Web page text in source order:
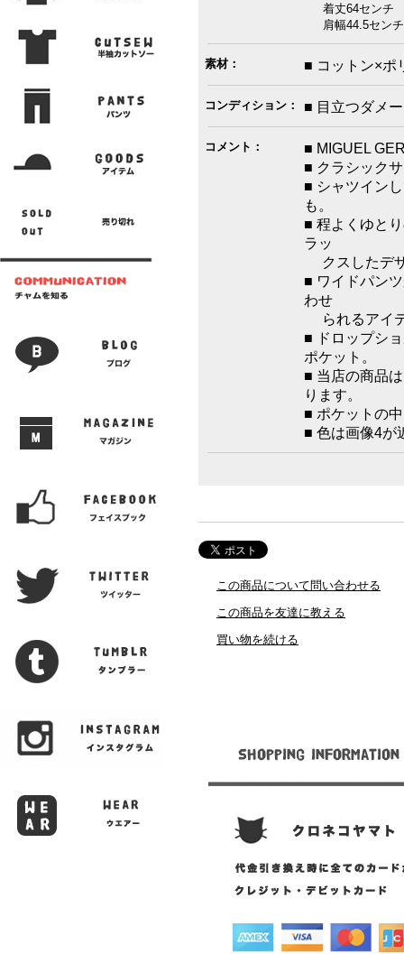
着丈64センチ
肩幅44.5セン
素材： ■ コットン×ポ
コンディション： ■ 目立つダメ
コメント：
■ MIGUEL
■ クラシック
■ シャツイン
も。
■ 程よくゆと
ラッ
クスしたデ
■ ワイドパン
わせ
られるアイ
■ ドロップシ
ポケット。
■ 当店の商品
ります。
■ ポケットの
■ 色は画像4が
この商品について問い合わせる
この商品を友達に教える
買い物を続ける